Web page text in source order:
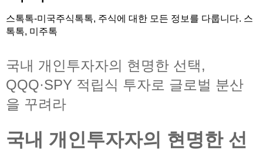
스톡톡-미국주식톡톡, 주식에 대한 모든 정보를 다룹니다. 스
톡톡, 미주톡
국내 개인투자자의 현명한 선택,
QQQ·SPY 적립식 투자로 글로벌 분산
을 꾸려라
국내 개인투자자의 현명한 선